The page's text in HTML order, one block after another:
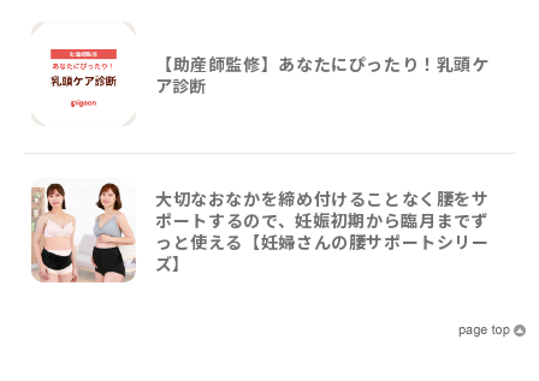
【助産師監修】あなたにぴったり！乳頭ケ
ア診断
大切なおなかを締め付けることなく腰をサ
ポートするので、妊娠初期から臨月までず
っと使える【妊婦さんの腰サポートシリー
ズ】